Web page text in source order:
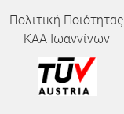
Πολιτική Ποιότητας
ΚΑΑ Ιωαννίνων